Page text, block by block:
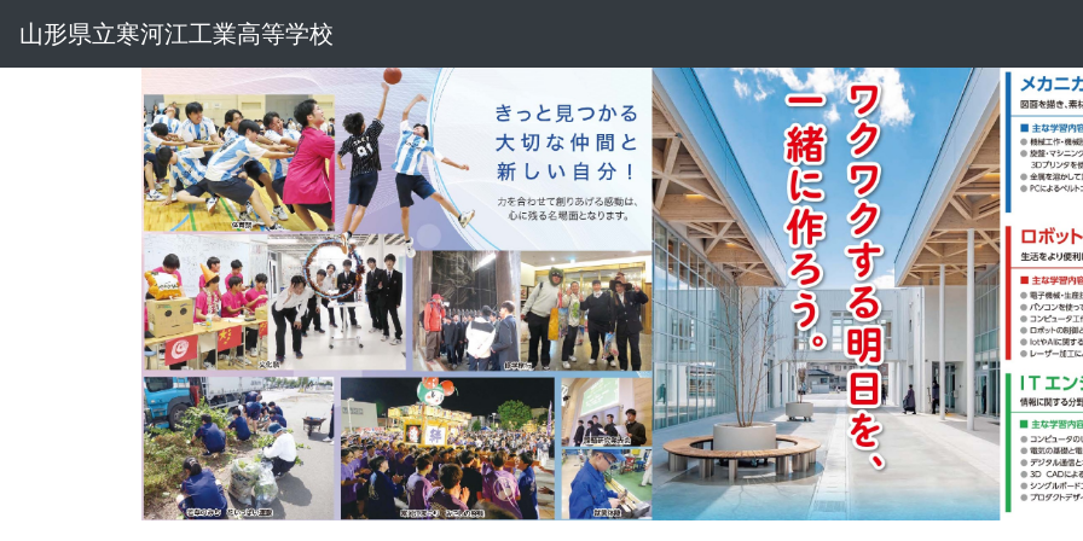
山形県立寒河江工業高等学校